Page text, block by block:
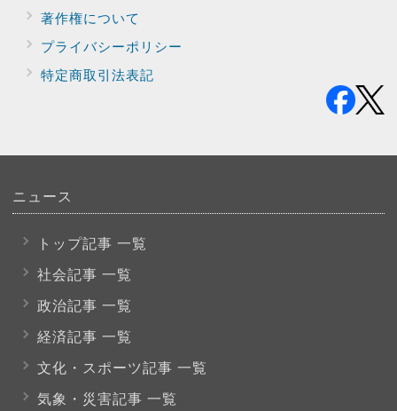
著作権について
プライバシーポリシー
特定商取引法表記
ニュース
トップ記事 一覧
社会記事 一覧
政治記事 一覧
経済記事 一覧
文化・スポーツ記事 一覧
気象・災害記事 一覧